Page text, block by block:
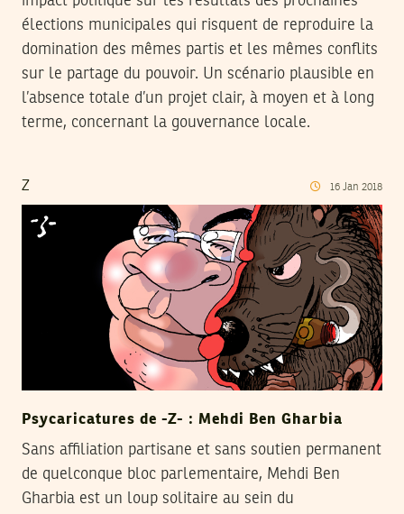
élections municipales qui risquent de reproduire la
domination des mêmes partis et les mêmes conflits
sur le partage du pouvoir. Un scénario plausible en
l’absence totale d’un projet clair, à moyen et à long
terme, concernant la gouvernance locale.
Z 16 Jan 2018
Psycaricatures de -Z- : Mehdi Ben Gharbia
Sans affiliation partisane et sans soutien permanent
de quelconque bloc parlementaire, Mehdi Ben
Gharbia est un loup solitaire au sein du